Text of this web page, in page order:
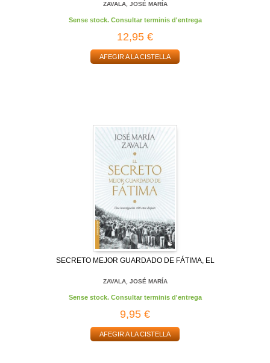
ZAVALA, JOSÉ MARÍA
Sense stock. Consultar terminis d'entrega
12,95 €
AFEGIR A LA CISTELLA
SECRETO MEJOR GUARDADO DE FÁTIMA, EL
ZAVALA, JOSÉ MARÍA
Sense stock. Consultar terminis d'entrega
9,95 €
AFEGIR A LA CISTELLA